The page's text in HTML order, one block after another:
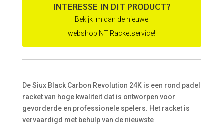
INTERESSE IN DIT PRODUCT?
Bekijk 'm dan de nieuwe
webshop NT Racketservice!
De Siux Black Carbon Revolution 24K is een rond padel
racket van hoge kwaliteit dat is ontworpen voor
gevorderde en professionele spelers. Het racket is
vervaardigd met behulp van de nieuwste